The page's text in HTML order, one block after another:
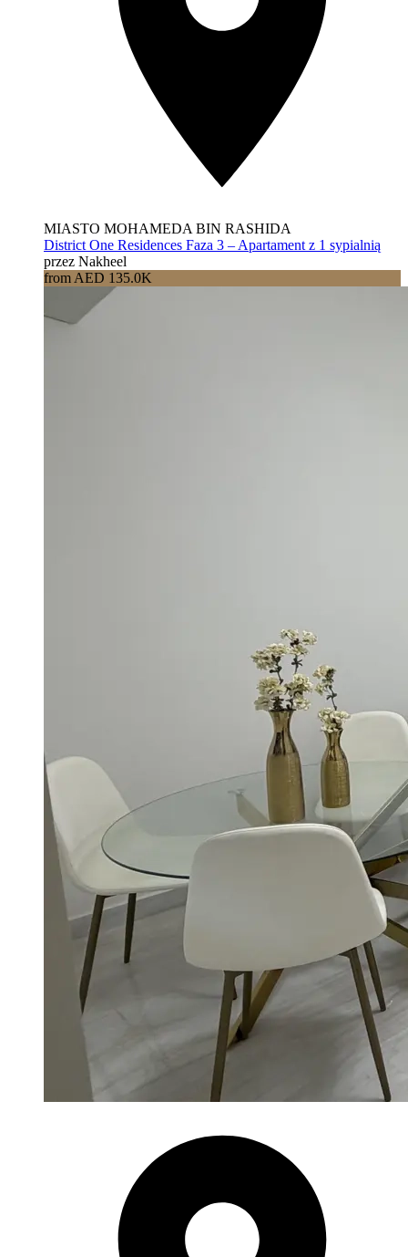
MIASTO MOHAMEDA BIN RASHIDA
District One Residences Faza 3 – Apartament z 1 sypialnią
przez Nakheel
from AED 135.0K